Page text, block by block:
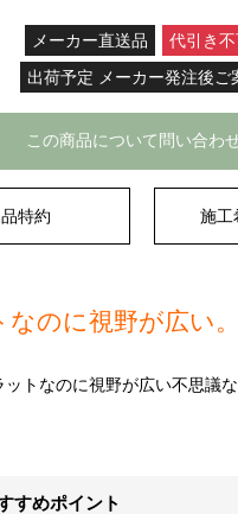
メーカー直送品
代引き
出荷予定 メーカー発注後ご
この商品について問い合わ
特約 施工
のに視野が広い。
トなのに視野が広い不思議な
すめポイント